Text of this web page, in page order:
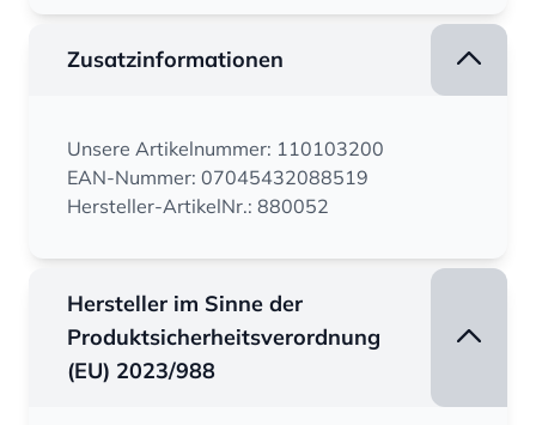
Zusatzinformationen
Unsere Artikelnummer: 110103200
EAN-Nummer: 07045432088519
Hersteller-ArtikelNr.: 880052
Hersteller im Sinne der
Produktsicherheitsverordnung
(EU) 2023/988